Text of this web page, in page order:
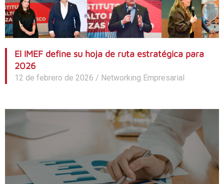
El IMEF define su hoja de ruta estratégica para
2026
12 de febrero de 2026 / Networking Empresarial